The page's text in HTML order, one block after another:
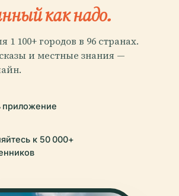
как надо.
1 100+ городов в 96 странах.
и местные знания —
приложение
к 50 000+